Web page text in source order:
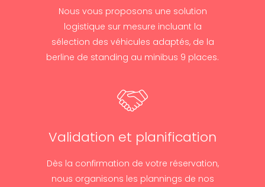
Nous vous proposons une solution
logistique sur mesure incluant la
sélection des véhicules adaptés, de la
berline de standing au minibus 9 places.
Validation et planification
Dès la confirmation de votre réservation,
nous organisons les plannings de nos